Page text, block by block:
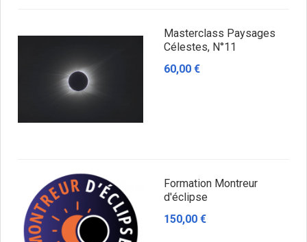
Masterclass Paysages
Célestes, N°11
60,00 €
Formation Montreur
d'éclipse
150,00 €